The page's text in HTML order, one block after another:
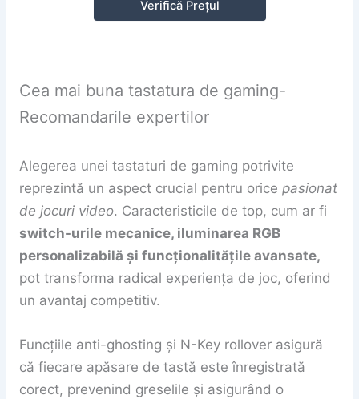
Verifică Prețul
Cea mai buna tastatura de gaming-
Recomandarile expertilor
Alegerea unei tastaturi de gaming potrivite
reprezintă un aspect crucial pentru orice pasionat
de jocuri video. Caracteristicile de top, cum ar fi
switch-urile mecanice, iluminarea RGB
personalizabilă și funcționalitățile avansate,
pot transforma radical experiența de joc, oferind
un avantaj competitiv.
Funcțiile anti-ghosting și N-Key rollover asigură
că fiecare apăsare de tastă este înregistrată
corect, prevenind greselile și asigurând o